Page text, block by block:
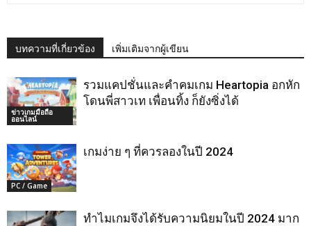
บทความที่เกี่ยวข้อง เพิ่มเติมจากผู้เขียน
ข่าวเกมมือถือ
ออนไลน์
รวมแคปชั่นและคำคมเกม Heartopia อกหัก
โดนพี่สาวเท เพื่อนทิ้ง ก็ยังซิ่งได้
PC / Game
เกมง่าย ๆ ที่ควรลองในปี 2024
ทำไมเกมจึงได้รับความนิยมในปี 2024 มาก